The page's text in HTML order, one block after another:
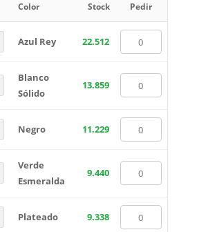
Color Stock Pedir
Azul Rey 22.512
Blanco
Sólido
13.859
Negro 11.229
Verde
Esmeralda
9.440
Plateado 9.338